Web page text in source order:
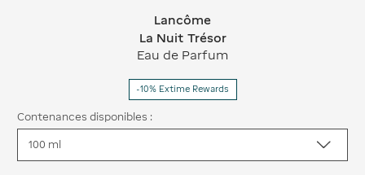
Lancôme La Nuit Trésor
Lancôme
La Nuit Trésor
Eau de Parfum
-10% Extime Rewards
Contenances disponibles :